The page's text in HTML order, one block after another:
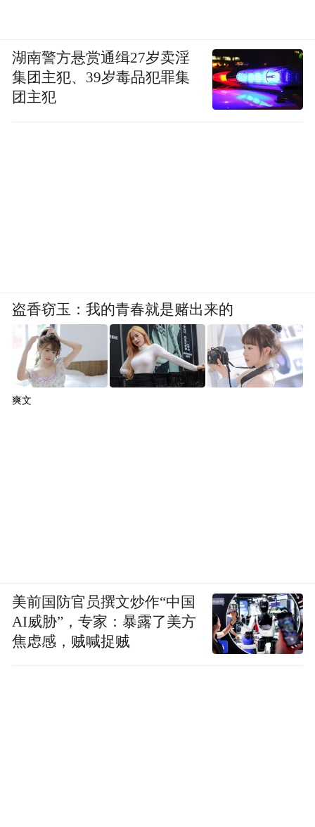
湖南警方悬赏通缉27岁卖淫
集团主犯、39岁毒品犯罪集
团主犯
盗香窃玉：我的青春就是赌出来的
爽文
美前国防官员撰文炒作“中国
AI威胁”，专家：暴露了美方
焦虑感，贼喊捉贼